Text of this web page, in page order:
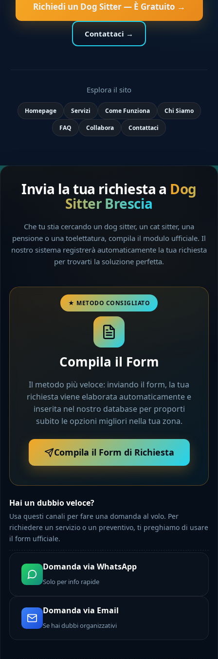
Richiedi un Dog Sitter — È Gratuito →
Contattaci →
Esplora il sito
Homepage Servizi Come Funziona Chi Siamo
FAQ Collabora Contattaci
Invia la tua richiesta a Dog
Sitter Brescia
Che tu stia cercando un dog sitter, un cat sitter, una
pensione o una toelettatura, compila il modulo ufficiale. Il
nostro sistema registrerà automaticamente la tua richiesta
per trovarti la soluzione perfetta.
Compila il Form
Il metodo più veloce: inviando il form, la tua
richiesta viene elaborata automaticamente e
inserita nel nostro database per proporti
subito le opzioni migliori nella tua zona.
Compila il Form di Richiesta
Hai un dubbio veloce?
Usa questi canali per fare una domanda al volo. Per
richiedere un servizio o un preventivo, ti preghiamo di usare
il form ufficiale.
Domanda via WhatsApp
Solo per info rapide
Domanda via Email
Se hai dubbi organizzativi